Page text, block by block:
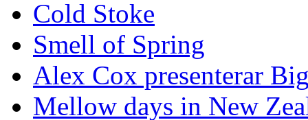
Cold Stoke
Smell of Spring
Alex Cox presenterar
Mellow days in New